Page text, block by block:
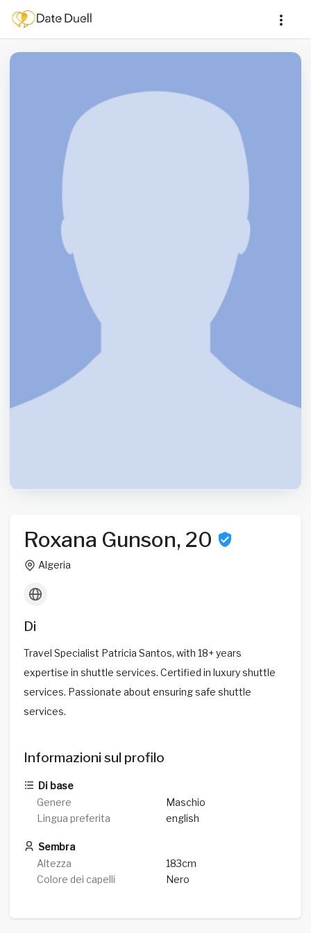
Roxana Gunson, 20
Algeria
Di
Travel Specialist Patricia Santos, with 18+ years
expertise in shuttle services. Certified in luxury shuttle
services. Passionate about ensuring safe shuttle
services.
Informazioni sul profilo
Di base
Genere
Maschio
Lingua preferita
english
Sembra
Altezza
183cm
Colore dei capelli
Nero